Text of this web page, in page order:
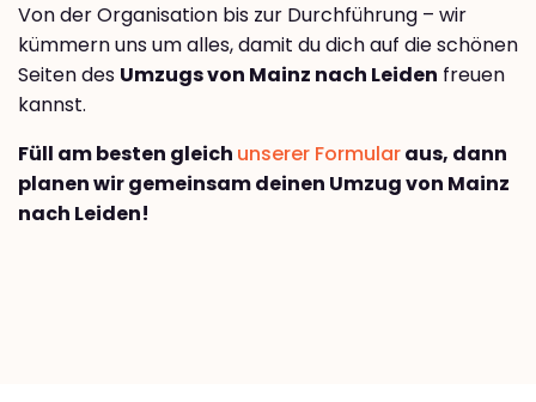
Von der Organisation bis zur Durchführung – wir
kümmern uns um alles, damit du dich auf die schönen
Seiten des Umzugs von Mainz nach Leiden freuen
kannst.
Füll am besten gleich unserer Formularaus, dann
planen wir gemeinsam deinen Umzug von Mainz
nach Leiden!